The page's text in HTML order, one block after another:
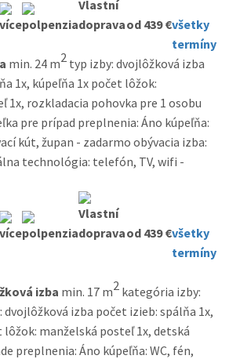
od 439 €všetky
termíny
min. 24 m2 typ izby: dvojlôžková izba
1x, kúpeľňa 1x počet lôžok:
1x, rozkladacia pohovka pre 1 osobu
pre prípad preplnenia: Áno kúpeľňa:
kút, župan - zadarmo obývacia izba:
technológia: telefón, TV, wifi -
od 439 €všetky
termíny
izba min. 17 m2 kategória izby:
dvojlôžková izba počet izieb: spálňa 1x,
lôžok: manželská posteľ 1x, detská
preplnenia: Áno kúpeľňa: WC, fén,